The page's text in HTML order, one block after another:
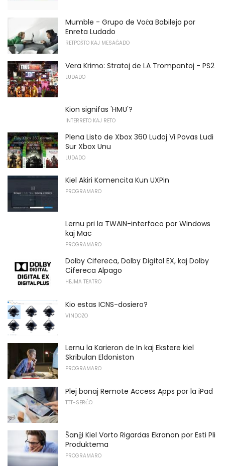
Mumble - Grupo de Voĉa Babilejo por
Enreta Ludado
RETPOŜTO KAJ MESAĜADO
Vera Krimo: Stratoj de LA Trompantoj - PS2
LUDADO
Kion signifas 'HMU'?
INTERRETO KAJ RETO
Plena Listo de Xbox 360 Ludoj Vi Povas Ludi
Sur Xbox Unu
LUDADO
Kiel Akiri Komencita Kun UXPin
PROGRAMARO
Lernu pri la TWAIN-interfaco por Windows
kaj Mac
PROGRAMARO
Dolby Cifereca, Dolby Digital EX, kaj Dolby
Cifereca Alpago
HEJMA TEATRO
Kio estas ICNS-dosiero?
VINDOZO
Lernu la Karieron de In kaj Ekstere kiel
Skribulan Eldoniston
PROGRAMARO
Plej bonaj Remote Access Apps por la iPad
TTT-SERĈO
Ŝanĝi Kiel Vorto Rigardas Ekranon por Esti Pli
Produktema
PROGRAMARO